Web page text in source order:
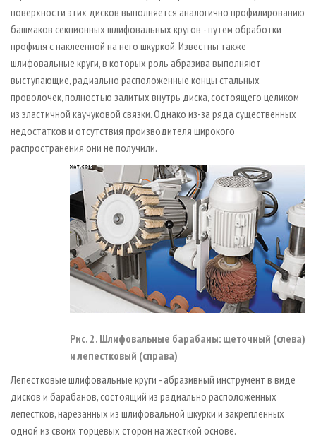
поверхности этих дисков выполняется аналогично профилированию
башмаков секционных шлифовальных кругов - путем обработки
профиля с наклеенной на него шкуркой. Известны также
шлифовальные круги, в которых роль абразива выполняют
выступающие, радиально расположенные концы стальных
проволочек, полностью залитых внутрь диска, состоящего целиком
из эластичной каучуковой связки. Однако из-за ряда существенных
недостатков и отсутствия производителя широкого
распространения они не получили.
Рис. 2. Шлифовальные барабаны: щеточный (слева)
и лепестковый (справа)
Лепестковые шлифовальные круги - абразивный инструмент в виде
дисков и барабанов, состоящий из радиально расположенных
лепестков, нарезанных из шлифовальной шкурки и закрепленных
одной из своих торцевых сторон на жесткой основе.